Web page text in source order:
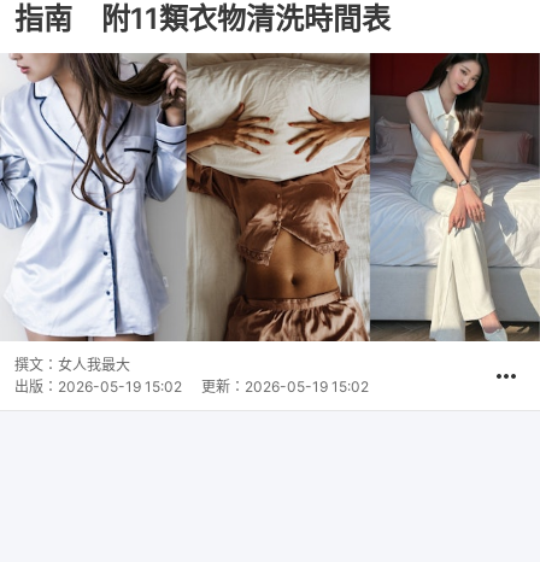
指南 附11類衣物清洗時間表
撰文： 女人我最大
出版： 2026-05-19 15:02 更新： 2026-05-19 15:02